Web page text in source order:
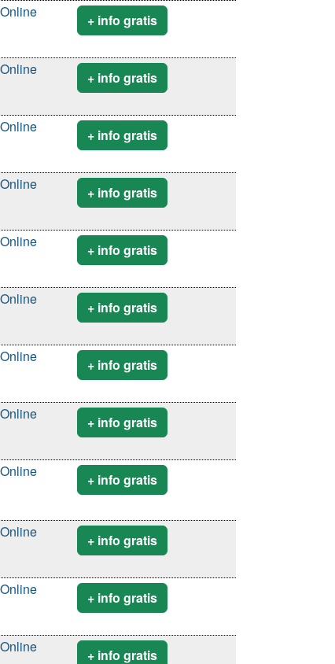
Online + info gratis
Online + info gratis
Online + info gratis
Online + info gratis
Online + info gratis
Online + info gratis
Online + info gratis
Online + info gratis
Online + info gratis
Online + info gratis
Online + info gratis
Online + info gratis